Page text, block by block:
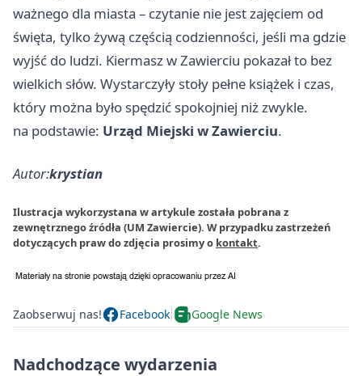
ważnego dla miasta – czytanie nie jest zajęciem od
święta, tylko żywą częścią codzienności, jeśli ma gdzie
wyjść do ludzi. Kiermasz w Zawierciu pokazał to bez
wielkich słów. Wystarczyły stoły pełne książek i czas,
który można było spędzić spokojniej niż zwykle.
na podstawie: Urząd Miejski w Zawierciu.
Autor:krystian
Ilustracja wykorzystana w artykule została pobrana z
zewnętrznego źródła (UM Zawiercie). W przypadku zastrzeżeń
dotyczących praw do zdjęcia prosimy o kontakt.
Zaobserwuj nas! Facebook Google News
Nadchodzące wydarzenia